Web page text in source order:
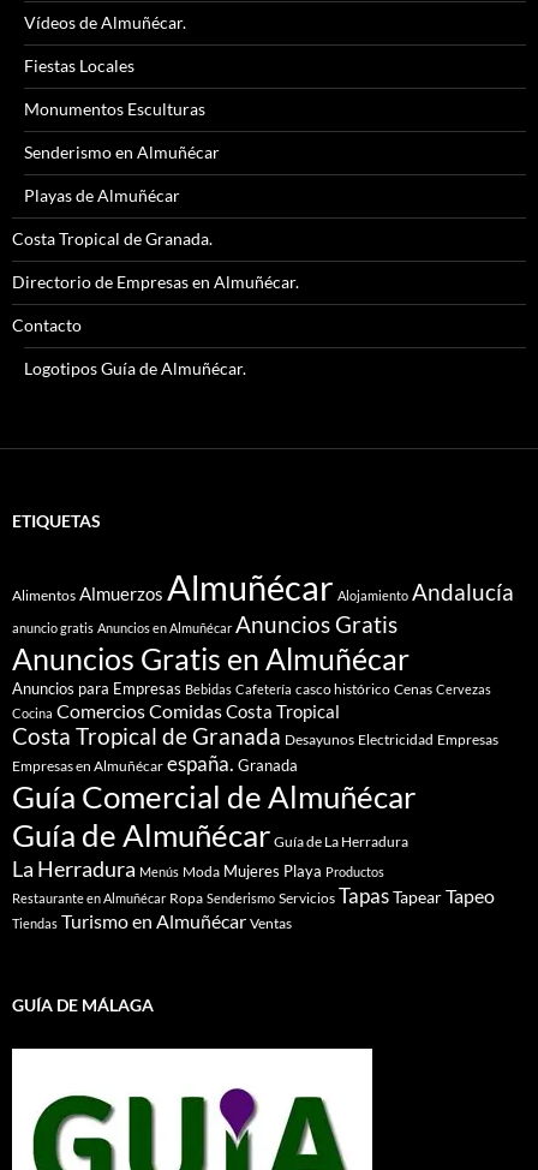
Vídeos de Almuñécar.
Fiestas Locales
Monumentos Esculturas
Senderismo en Almuñécar
Playas de Almuñécar
Costa Tropical de Granada.
Directorio de Empresas en Almuñécar.
Contacto
Logotipos Guía de Almuñécar.
ETIQUETAS
Alimentos Almuerzos Almuñécar Alojamiento Andalucía
anuncio gratis Anuncios en Almuñécar Anuncios Gratis
Anuncios Gratis en Almuñécar
Anuncios para Empresas Bebidas Cafetería casco histórico Cenas Cervezas
Cocina ComerciosComidasCosta Tropical
Costa Tropical de Granada Desayunos Electricidad Empresas
Empresas en Almuñécar españa. Granada
Guía Comercial de Almuñécar
Guía de Almuñécar Guía de La Herradura
La Herradura Menús Moda Mujeres Playa Productos
Restaurante en Almuñécar Ropa Senderismo Servicios TapasTapearTapeo
Tiendas Turismo en Almuñécar Ventas
GUÍA DE MÁLAGA